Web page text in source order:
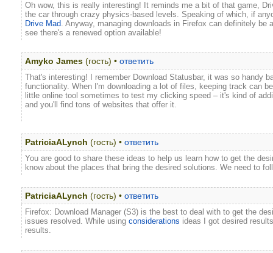
Oh wow, this is really interesting! It reminds me a bit of that game,
the car through crazy physics-based levels. Speaking of which, if
Drive Mad. Anyway, managing downloads in Firefox can definitely
see there's a renewed option available!
Amyko James (гость) • ответить
That's interesting! I remember Download Statusbar, it was so handy
functionality. When I'm downloading a lot of files, keeping track can
little online tool sometimes to test my clicking speed – it's kind of
and you'll find tons of websites that offer it.
PatriciaALynch (гость) • ответить
You are good to share these ideas to help us learn how to get the
know about the places that bring the desired solutions. We need to
PatriciaALynch (гость) • ответить
Firefox: Download Manager (S3) is the best to deal with to get the
issues resolved. While using considerations ideas I got desired
results.